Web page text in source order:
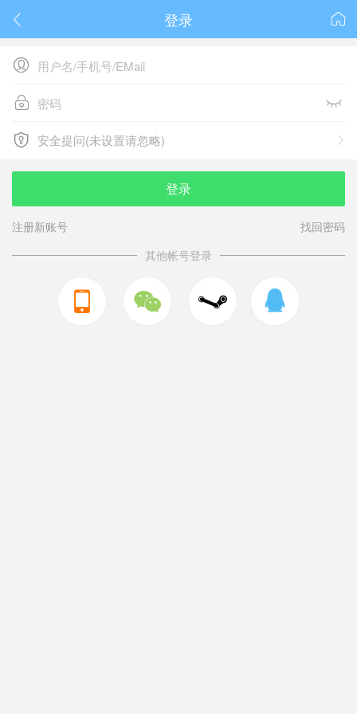
 
登录

 
 
安全提问(未设置请忽略)
安全提问(未设置请忽略)
登录
注册新账号
找回密码
其他帐号登录
  